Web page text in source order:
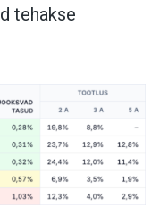
tehakse